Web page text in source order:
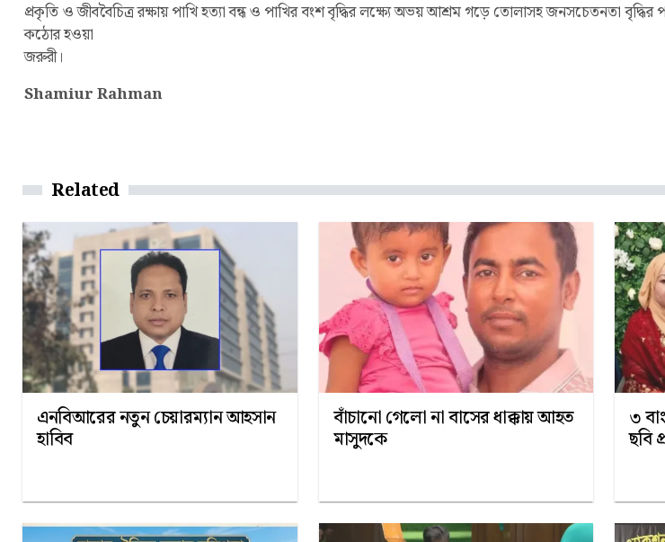
প্রকৃতি ও জীববৈচিত্র রক্ষায় পাখি হত্যা বন্ধ ও পাখির বংশ বৃদ্ধির লক্ষ্যে অভয় আশ্রম গড়ে তোলাসহ জনসচেতনতা
কঠোর হওয়া
জরুরী।
Shamiur Rahman
Related
এনবিআরের নতুন চেয়ারম্যান আহসান
হাবিব
বাঁচানো গেলো না বাসের ধাক্কায় আহত
মাসুদকে
৩
ছবি